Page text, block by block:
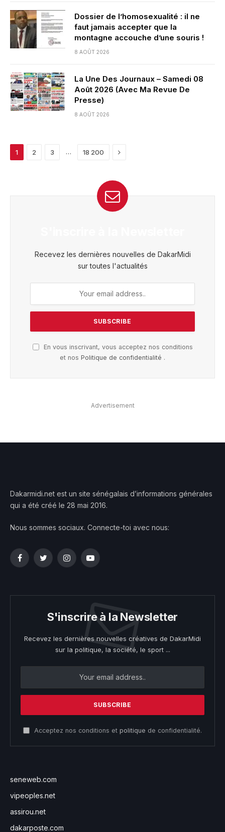
Dossier de l’homosexualité : il ne
faut jamais accepter que la
montagne accouche d’une souris !
8 AOÛT 2026
La Une Des Journaux – Samedi 08
Août 2026 (Avec Ma Revue De
Presse)
8 AOÛT 2026
1 2 3 … 18 200 Next
Recevez les dernières nouvelles de DakarMidi
sur toutes l'actualités
En vous inscrivant, vous acceptez nos conditions
et nos Politique de confidentialité .
Advertisement
Dakarmidi.net est un site sénégalais d’informations générales
qui a été créé le 28 mai 2016.
Nous sommes sociaux. Connecte-toi avec nous:
FacebookTwitterInstagramYouTube
S'inscrire à la Newsletter
Recevez les dernières nouvelles créatives de DakarMidi
sur la politique, la société, le sport ...
Acceptez nos conditions et politique de confidentialité.
seneweb.com
vipeoples.net
assirou.net
dakarposte.com